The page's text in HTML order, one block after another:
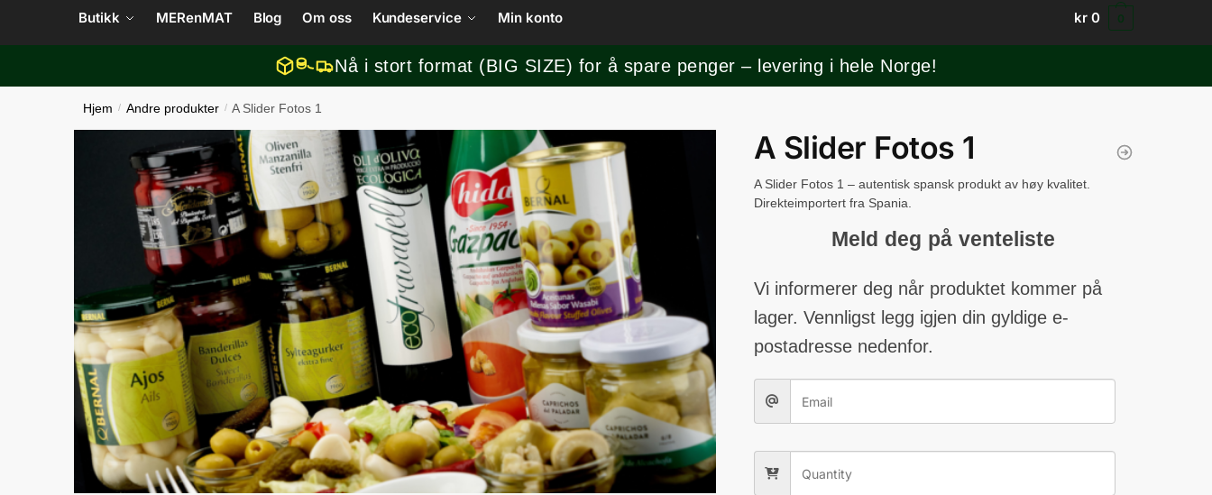
Butikk MERenMAT Blog Om oss Kundeservice Min konto kr 0 0
Nå i stort format (BIG SIZE) for å spare penger – levering i hele Norge!
Hjem / Andre produkter / A Slider Fotos 1
A Slider Fotos 1
A Slider Fotos 1 – autentisk spansk produkt av høy kvalitet.
Direkteimportert fra Spania.
Meld deg på venteliste
Vi informerer deg når produktet kommer på
lager. Vennligst legg igjen din gyldige e-
postadresse nedenfor.